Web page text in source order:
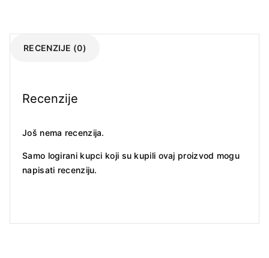
RECENZIJE (0)
Recenzije
Još nema recenzija.
Samo logirani kupci koji su kupili ovaj proizvod mogu
napisati recenziju.